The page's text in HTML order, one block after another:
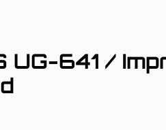
UG-641 /